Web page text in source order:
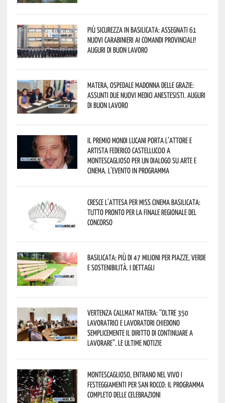
Più sicurezza in Basilicata: assegnati 61
nuovi Carabinieri ai Comandi provinciali!
Auguri di buon lavoro
Matera, Ospedale Madonna delle Grazie:
assunti due nuovi medici anestesisti. Auguri
di buon lavoro
Il Premio Mondi Lucani porta l’attore e
artista Federico Castelluccio a
Montescaglioso per un dialogo su arte e
cinema. L’evento in programma
Cresce l’attesa per Miss Cinema Basilicata:
tutto pronto per la finale regionale del
concorso
Basilicata: più di 47 milioni per piazze, verde
e sostenibilità. I dettagli
Vertenza CallMat Matera: “Oltre 350
lavoratrici e lavoratori chiedono
semplicemente il diritto di continuare a
lavorare”. Le ultime notizie
Montescaglioso, entrano nel vivo i
festeggiamenti per San Rocco: il programma
completo delle celebrazioni